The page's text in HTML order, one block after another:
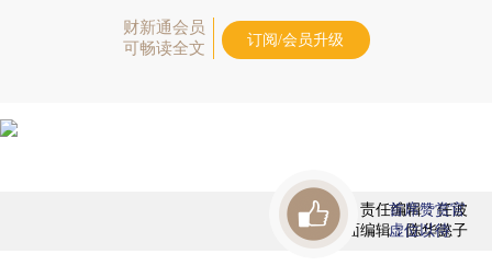
财新通会员
可畅读全文
订阅/会员升级
责任编辑：任波
版面编辑：陈华懿子
首席赞赏官
虚位以待